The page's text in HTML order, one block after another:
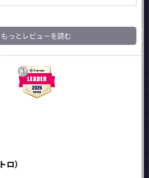
もっとレビューを読む
ロ）